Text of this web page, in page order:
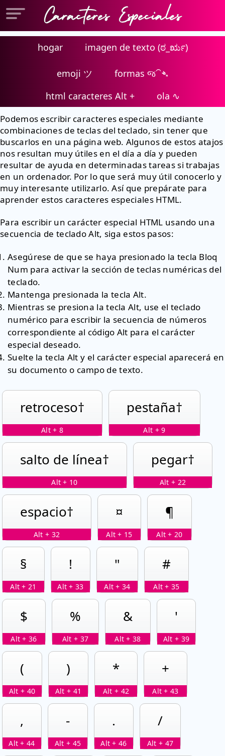
hogar imagen de texto (ಠ_ರೃ)
emoji ツ
formas જ⁀➴
html caracteres Alt +
ola ∿
Podemos escribir caracteres especiales mediante
combinaciones de teclas del teclado, sin tener que
buscarlos en una página web. Algunos de estos atajos
nos resultan muy útiles en el día a día y pueden
resultar de ayuda en determinadas tareas si trabajas
en un ordenador. Por lo que será muy útil conocerlo y
muy interesante utilizarlo. Así que prepárate para
aprender estos caracteres especiales HTML.
Para escribir un carácter especial HTML usando una
secuencia de teclado Alt, siga estos pasos:
Asegúrese de que se haya presionado la tecla Bloq
Num para activar la sección de teclas numéricas del
teclado.
Mantenga presionada la tecla Alt.
Mientras se presiona la tecla Alt, use el teclado
numérico para escribir la secuencia de números
correspondiente al código Alt para el carácter
especial deseado.
Suelte la tecla Alt y el carácter especial aparecerá en
su documento o campo de texto.
retroceso†
Alt + 8
pestaña†
Alt + 9
salto de línea†
Alt + 10
pegar†
Alt + 22
espacio†
Alt + 32
¤
Alt + 15
¶
Alt + 20
§
Alt + 21
!
Alt + 33
"
Alt + 34
#
Alt + 35
$
Alt + 36
%
Alt + 37
&
Alt + 38
'
Alt + 39
(
Alt + 40
)
Alt + 41
*
Alt + 42
+
Alt + 43
,
Alt + 44
-
Alt + 45
.
Alt + 46
/
Alt + 47